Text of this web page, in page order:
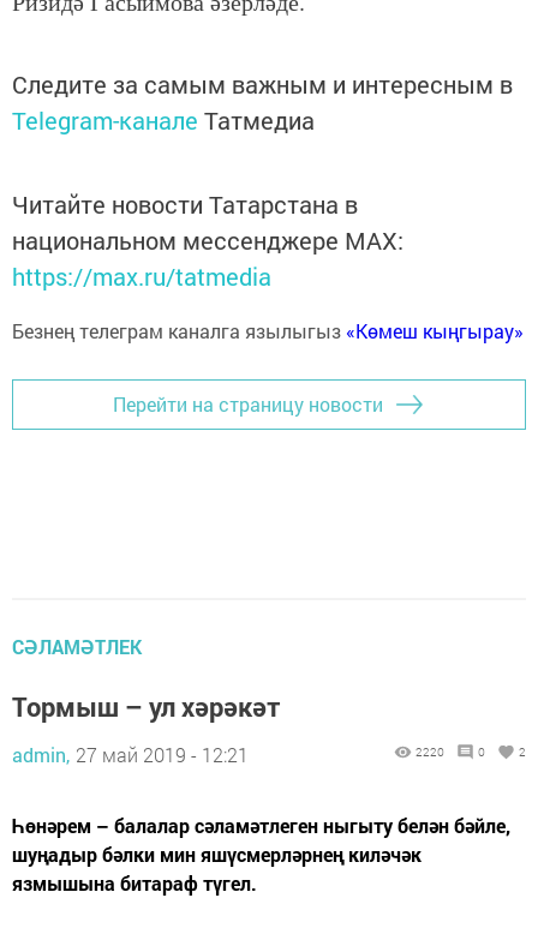
Следите за самым важным и интересным в
Telegram-канале Татмедиа
Читайте новости Татарстана в
национальном мессенджере MАХ:
https://max.ru/tatmedia
Безнең телеграм каналга язылыгыз «Көмеш кыңгырау»
Перейти на страницу новости
СӘЛАМӘТЛЕК
Тормыш – ул хәрәкәт
admin, 27 май 2019 - 12:21 2220 0 2
Һөнәрем – балалар сәламәтлеген ныгыту белән бәйле,
шуңадыр бәлки мин яшүсмерләрнең киләчәк
язмышына битараф түгел.